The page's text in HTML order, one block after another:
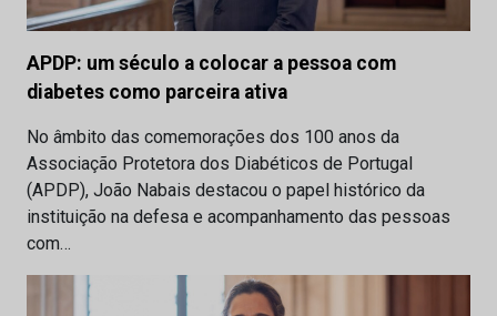
APDP: um século a colocar a pessoa com
diabetes como parceira ativa
No âmbito das comemorações dos 100 anos da
Associação Protetora dos Diabéticos de Portugal
(APDP), João Nabais destacou o papel histórico da
instituição na defesa e acompanhamento das pessoas
com…